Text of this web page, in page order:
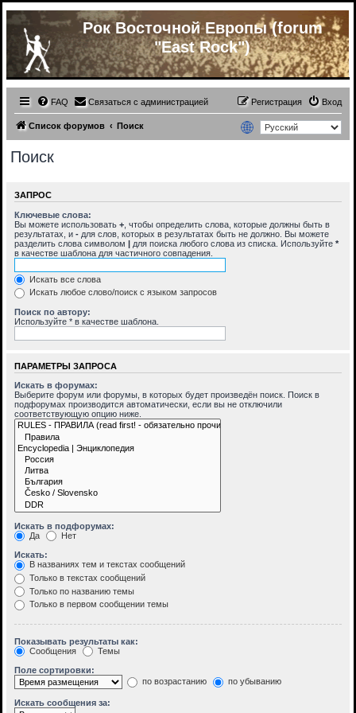
Рок Восточной Европы (forum
"East Rock")
FAQ Связаться с администрацией Вход
Регистрация
Список форумов Поиск
Поиск
ЗАПРОС
Ключевые слова:
Вы можете использовать + , чтобы определить слова, которые должны быть в
результатах, и - для слов, которых в результатах быть не должно. Вы можете
разделить слова символом | для поиска любого слова из списка. Используйте *
в качестве шаблона для частичного совпадения.
Искать все слова
Искать любое слово/поиск с языком запросов
Поиск по автору:
Используйте * в качестве шаблона.
ПАРАМЕТРЫ ЗАПРОСА
Искать в форумах:
Выберите форум или форумы, в которых будет произведён поиск. Поиск в
подфорумах производится автоматически, если вы не отключили
соответствующую опцию ниже.
Искать в подфорумах:
Да
Нет
Искать:
В названиях тем и текстах сообщений
Только в текстах сообщений
Только по названию темы
Только в первом сообщении темы
Показывать результаты как:
Сообщения
Темы
Поле сортировки:
по возрастанию
по убыванию
Искать сообщения за: